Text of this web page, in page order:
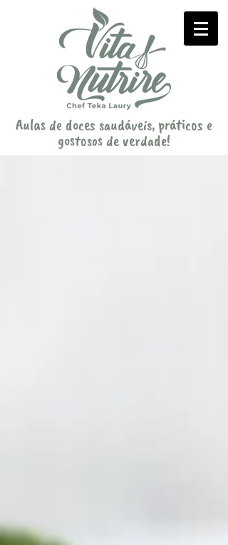
Aulas de doces saudáveis, práticos e
gostosos de verdade!